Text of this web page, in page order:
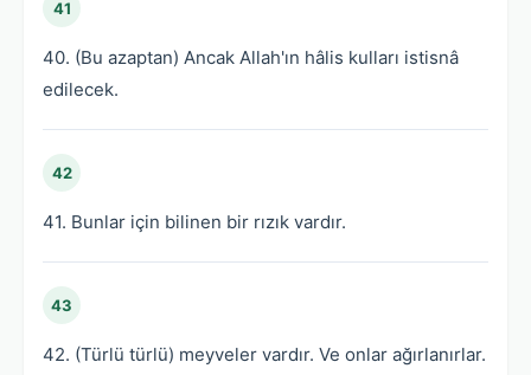
41
40. (Bu azaptan) Ancak Allah'ın hâlis kulları istisnâ
edilecek.
42
41. Bunlar için bilinen bir rızık vardır.
43
42. (Türlü türlü) meyveler vardır. Ve onlar ağırlanırlar.